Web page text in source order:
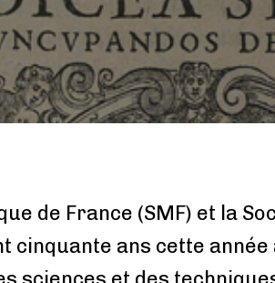
de France (SMF) et la
cinquante ans cette